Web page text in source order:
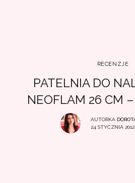
RECENZJE
PATELNIA DO
NEOFLAM 26 CM
AUTORKA
24 STYCZNIA 2012